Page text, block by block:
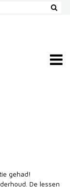
gehad!
De lessen